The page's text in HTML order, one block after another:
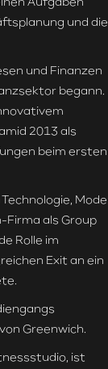
und die
und Finanzen
begann.
2013 als
beim ersten
Mode
Firma als Group
Rolle im
Exit an ein
Greenwich.
ist